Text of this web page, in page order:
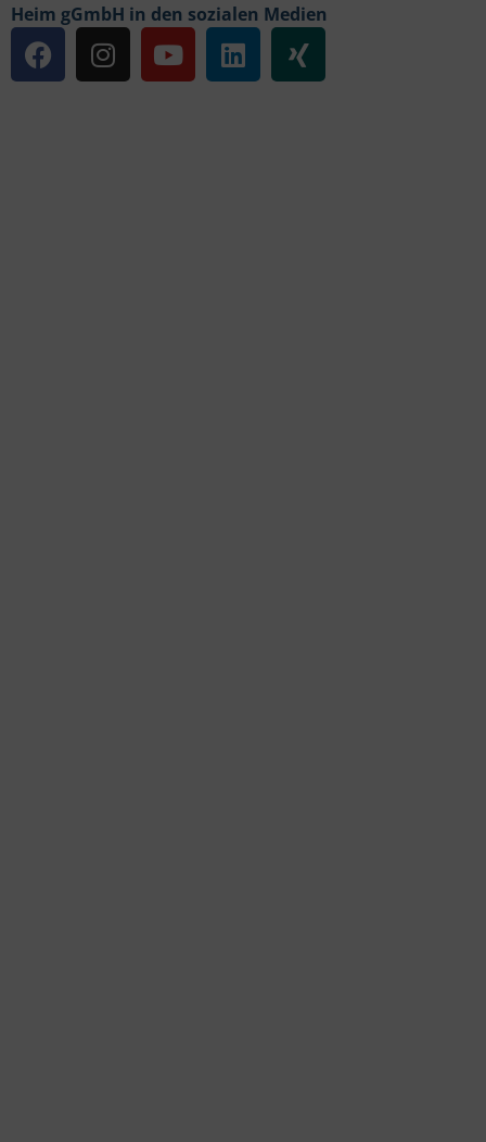
Heim gGmbH in den sozialen Medien